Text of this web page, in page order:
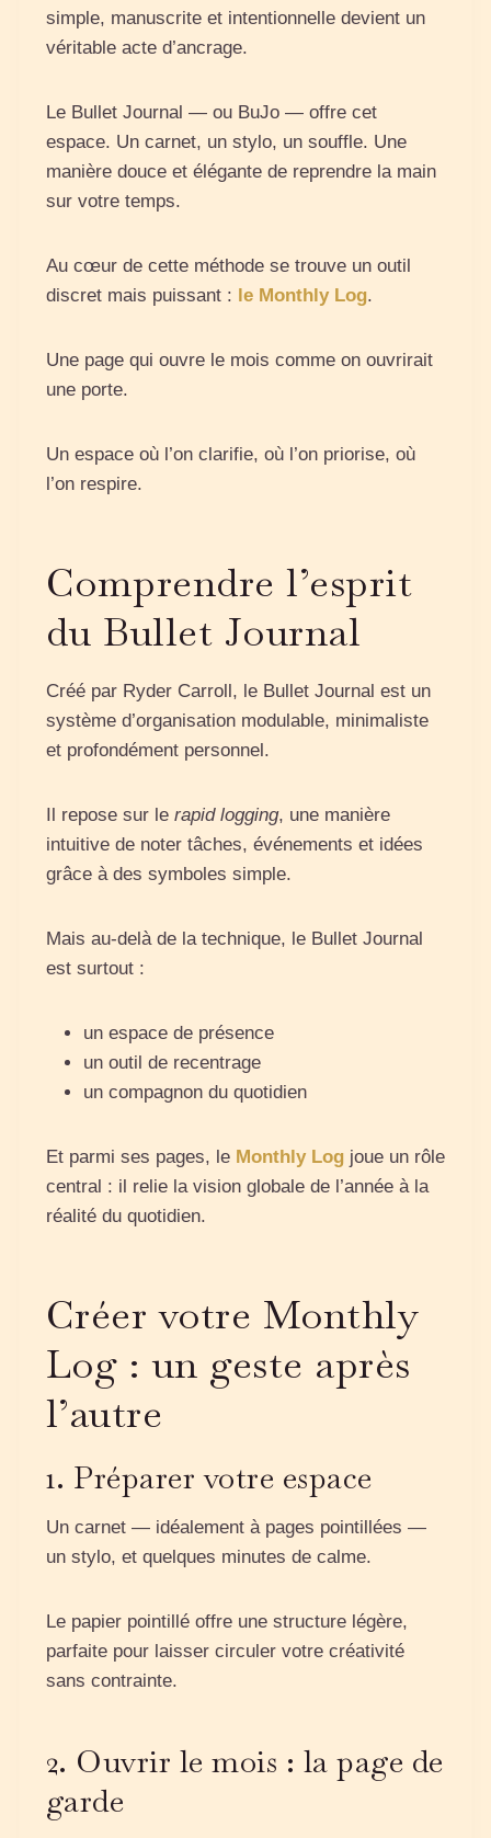
simple, manuscrite et intentionnelle devient un
véritable acte d’ancrage.
Le Bullet Journal — ou BuJo — offre cet
espace. Un carnet, un stylo, un souffle. Une
manière douce et élégante de reprendre la main
sur votre temps.
Au cœur de cette méthode se trouve un outil
discret mais puissant : le Monthly Log.
Une page qui ouvre le mois comme on ouvrirait
une porte.
Un espace où l’on clarifie, où l’on priorise, où
l’on respire.
Comprendre l’esprit
du Bullet Journal
Créé par Ryder Carroll, le Bullet Journal est un
système d’organisation modulable, minimaliste
et profondément personnel.
Il repose sur le rapid logging, une manière
intuitive de noter tâches, événements et idées
grâce à des symboles simple.
Mais au‑delà de la technique, le Bullet Journal
est surtout :
un espace de présence
un outil de recentrage
un compagnon du quotidien
Et parmi ses pages, le Monthly Logjoue un rôle
central : il relie la vision globale de l’année à la
réalité du quotidien.
Créer votre Monthly
Log : un geste après
l’autre
1. Préparer votre espace
Un carnet — idéalement à pages pointillées —
un stylo, et quelques minutes de calme.
Le papier pointillé offre une structure légère,
parfaite pour laisser circuler votre créativité
sans contrainte.
2. Ouvrir le mois : la page de
garde